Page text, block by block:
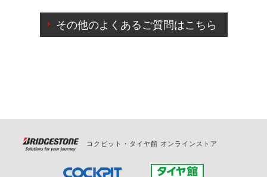
ご来店予約日の3営業日前を過ぎている場合のご予約
の日時変更につきましては、直接ご予約の店舗まで
その他のよくあるご質問はこちら
コクピット・タイヤ館 オンラインストア